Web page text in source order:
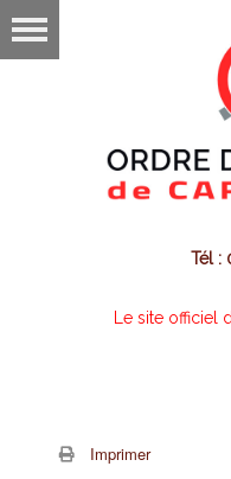
Tél :
Le site officiel
Imprimer